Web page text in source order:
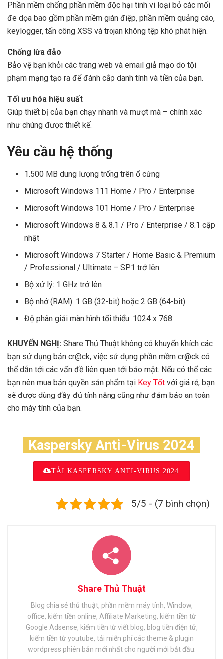
Phần mềm chống phần mềm độc hại tinh vi loại bỏ các mối
đe dọa bao gồm phần mềm gián điệp, phần mềm quảng cáo,
keylogger, tấn công XSS và trojan không tệp khó phát hiện.
Chống lừa đảo
Bảo vệ bạn khỏi các trang web và email giả mạo do tội
phạm mạng tạo ra để đánh cắp danh tính và tiền của bạn.
Tối ưu hóa hiệu suất
Giúp thiết bị của bạn chạy nhanh và mượt mà – chính xác
như chúng được thiết kế.
Yêu cầu hệ thống
1.500 MB dung lượng trống trên ổ cứng
Microsoft Windows 111 Home / Pro / Enterprise
Microsoft Windows 101 Home / Pro / Enterprise
Microsoft Windows 8 & 8.1 / Pro / Enterprise / 8.1 cập
nhật
Microsoft Windows 7 Starter / Home Basic & Premium
/ Professional / Ultimate – SP1 trở lên
Bộ xử lý: 1 GHz trở lên
Bộ nhớ (RAM): 1 GB (32-bit) hoặc 2 GB (64-bit)
Độ phân giải màn hình tối thiểu: 1024 x 768
KHUYẾN NGHỊ: Share Thủ Thuật không có khuyến khích các
bạn sử dụng bản cr@ck, việc sử dụng phần mềm cr@ck có
thể dẫn tới các vấn đề liên quan tới bảo mật. Nếu có thể các
bạn nên mua bản quyền sản phẩm tại Key Tốt với giá rẻ, bạn
sẽ được dùng đầy đủ tính năng cũng như đảm bảo an toàn
cho máy tính của bạn.
Kaspersky Anti-Virus 2024
TẢI KASPERSKY ANTI-VIRUS 2024
5/5 - (7 bình chọn)
Share Thủ Thuật
Blog chia sẻ thủ thuật, phần mềm máy tính, Window,
office, kiếm tiền online, Affiliate Marketing, kiếm tiền từ
Google Adsense, kiếm tiền từ viết blog, blog tiền điện tử,
kiếm tiền từ youtube, tải miễn phí các theme & plugin
wordpress phiên bản mới nhất cho người mới bắt đầu.